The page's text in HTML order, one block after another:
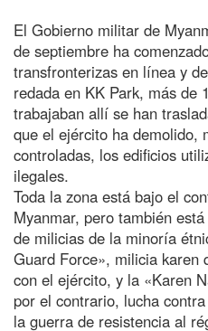
El Gobierno militar de
de septiembre ha
transfronterizas en línea y
redada en KK Park, más de
trabajaban allí se han
que el ejército ha demolido,
controladas, los edificios
ilegales.
Toda la zona está bajo el
Myanmar, pero también
de milicias de la minoría
Guard Force», milicia karen
con el ejército, y la «Karen
por el contrario, lucha
la guerra de resistencia al